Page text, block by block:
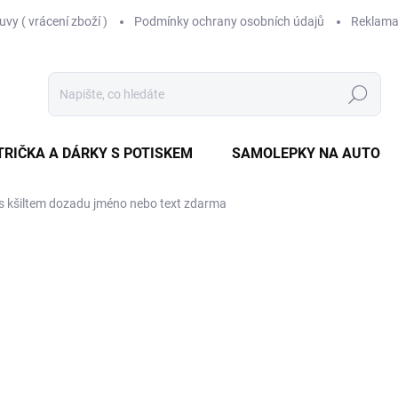
( vrácení zboží ) Podmínky ochrany osobních údajů
Hledat
A DÁRKY S POTISKEM SAMOLEPKY NA AUTO
kšiltem dozadu jméno nebo text zdarma